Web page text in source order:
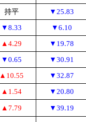
持平 ▼25.83
▼8.33 ▼6.10
▲4.29 ▼19.78
▼0.65 ▼30.91
▲10.55 ▼32.87
▲1.54 ▼20.80
▲7.79 ▼39.19